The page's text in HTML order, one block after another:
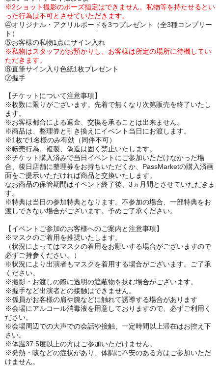
※2ショット撮影のポーズ指定はできません。私物等を持たせるとい
った行為は不可とさせていただきます。
④オリジナル・アクリルボードを3つプレゼント（全3種コンプリー
ト）
⑤お客様の私物1点にサイン入れ
※私物はスタッフがお預かりし、お客様は所定の場所に待機してい
ただきます。
⑥直筆サイン入り色紙1枚プレゼント
⑦握手
【チケットについて注意事項】
※枚数に限りがございます。先着で無くなり次第販売を終了いたし
ます。
※お客様都合による返金、交換を承ることは出来ません。
※商品は、整理券と引き換えにイベント当日にお渡します。
※1枚で1名様のみ有効（同伴不可）
※転売行為、複製、偽造は固く禁止いたします。
※チケット購入済みで当日イベントにご参加いただけなかった場
合、後日店舗に整理券をお持ちいただくか、PassMarketの購入済画
面をご提示いただければ商品と交換いたします。
なお商品の保管期間はイベント終了後、3ヵ月間とさせていただきま
す。
※特典は当日の参加特典となります。不参加の場合、一部特典をお
渡しできない場合がございます。予めご了承ください。
【イベントご参加のお客様へのご案内と注意事項】
※マスクのご着用を推奨いたします。
（状況によってはマスクの着用をお願いする場合がございますので
必ずご持参ください。）
※状況により出演者もマスクを着用する場合がございます。ご了承
ください。
※撮影・お渡しの際に透明の遮蔽物を挟む場合がございます。
※握手など出演者との接触はできません。
※係員がお客様の肩や腕などに触れて誘導する場合があります
※会場にアルコール消毒液を用意しておりますので、必ずご利用く
ださい。
※会場周辺での大声での会話や接触、一定時間以上滞在はお控え下
さい。
※体温37.5度以上の方はご参加いただけません。
※発熱・咳などの症状があり、体調に不安のある方はご参加いただ
けません。